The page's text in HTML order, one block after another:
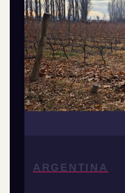
ARGENTINA